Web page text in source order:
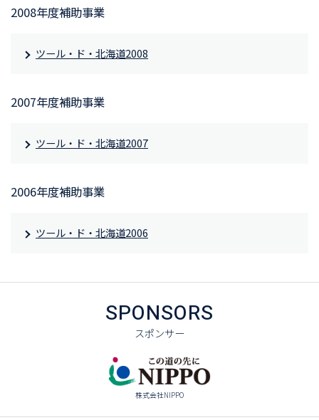
2008年度補助事業
ツール・ド・北海道2008
2007年度補助事業
ツール・ド・北海道2007
2006年度補助事業
ツール・ド・北海道2006
SPONSORS
スポンサー
株式会社NIPPO